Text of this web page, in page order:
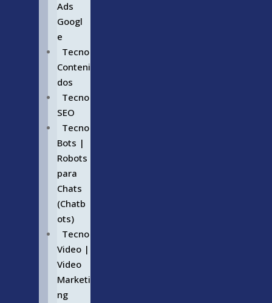
Ads
Googl
e
Tecno
Conteni
dos
Tecno
SEO
Tecno
Bots |
Robots
para
Chats
(Chatb
ots)
Tecno
Video |
Video
Marketi
ng